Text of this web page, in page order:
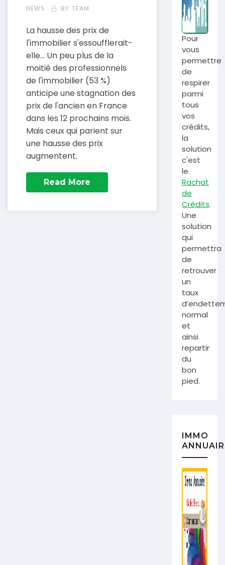
NEWS
BY TEAM
La hausse des prix de
l'immobilier s'essoufflerait-
elle... Un peu plus de la
moitié des professionnels
de l'immobilier (53 %)
anticipe une stagnation des
prix de l'ancien en France
dans les 12 prochains mois.
Mais ceux qui parient sur
une hausse des prix
augmentent.
Read More
Pour
vous
permettre
de
respirer
parmi
tous
vos
crédits,
la
solution
c'est
le
Rachat
de
Crédits.
Une
solution
qui
permettra
de
retrouver
un
taux
normal
et
ainsi
repartir
du
bon
pied.
IMMO